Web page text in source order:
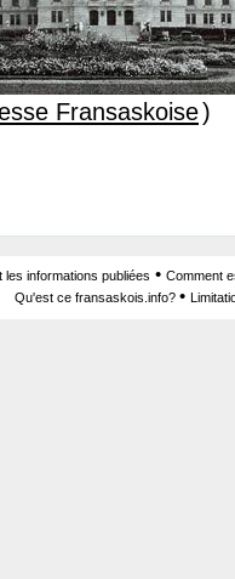
Fransaskoise)
les informations publiées • Comment
Qu'est ce fransaskois.info? •